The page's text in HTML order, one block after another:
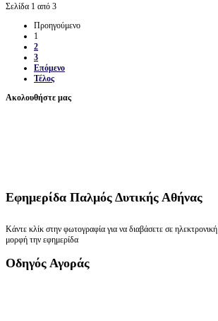
Σελίδα 1 από 3
Προηγούμενο
1
2
3
Επόμενο
Τέλος
Ακολουθήστε μας
Εφημερίδα Παλμός Δυτικής Αθήνας
Κάντε κλίκ στην φωτογραφία για να διαβάσετε σε ηλεκτρονική
μορφή την εφημερίδα
Οδηγός Αγοράς